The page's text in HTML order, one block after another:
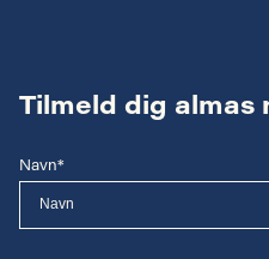
Tilmeld dig almas
Navn*